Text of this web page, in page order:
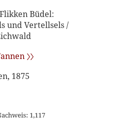
Büdel:
und Vertellsels /
〉〉
1875
1,117